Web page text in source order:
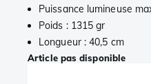
Puissance lumineuse
Poids : 1315 gr
Longueur : 40,5 cm
Article pas disponible